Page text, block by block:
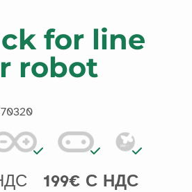
for line
robot
199€ С НДС